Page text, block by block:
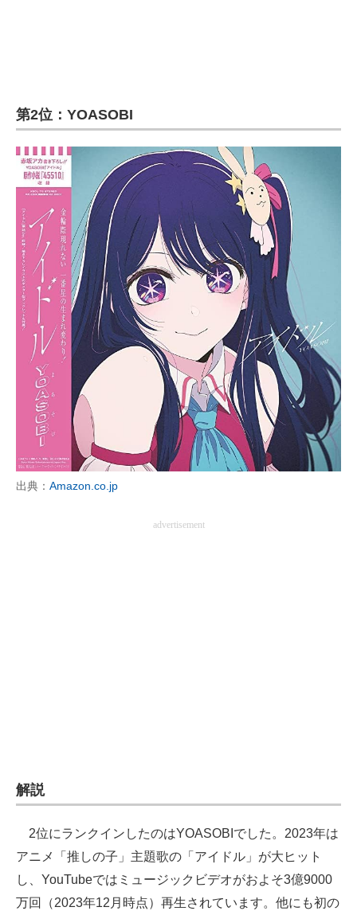
第2位：YOASOBI
出典： Amazon.co.jp
advertisement
解説
2位にランクインしたのはYOASOBIでした。2023年は
アニメ「推しの子」主題歌の「アイドル」が大ヒット
し、YouTubeではミュージックビデオがおよそ3億9000
万回（2023年12月時点）再生されています。他にも初の